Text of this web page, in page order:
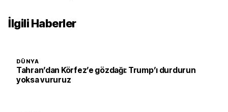
İlgili Haberler
DÜNYA
Tahran’dan Körfez’e gözdağı: Trump’ı durdurun
yoksa vururuz